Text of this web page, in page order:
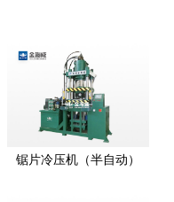
锯片冷压机（半自动）